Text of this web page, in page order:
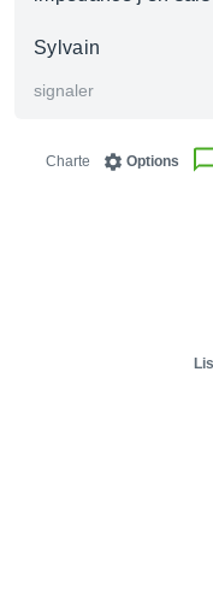
Sylvain
signaler
Options
Charte